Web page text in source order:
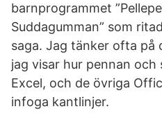
barnprogrammet
Suddagumman” som
saga. Jag tänker ofta på
jag visar hur pennan
Excel, och de övriga
infoga kantlinjer.